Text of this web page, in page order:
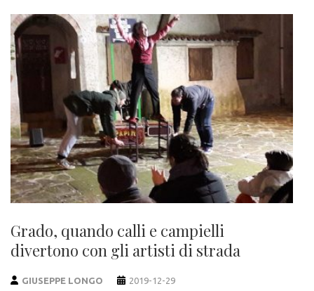
Grado, quando calli e campielli
divertono con gli artisti di strada
GIUSEPPE LONGO 2019-12-29